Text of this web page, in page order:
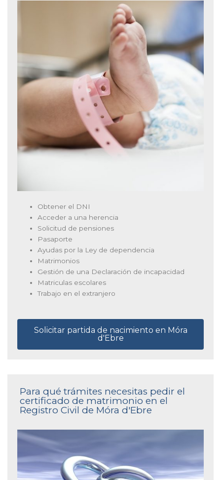
Obtener el DNI
Acceder a una herencia
Solicitud de pensiones
Pasaporte
Ayudas por la Ley de dependencia
Matrimonios
Gestión de una Declaración de incapacidad
Matriculas escolares
Trabajo en el extranjero
Solicitar partida de nacimiento en Móra
d'Ebre
Para qué trámites necesitas pedir el
certificado de matrimonio en el
Registro Civil de Móra d'Ebre